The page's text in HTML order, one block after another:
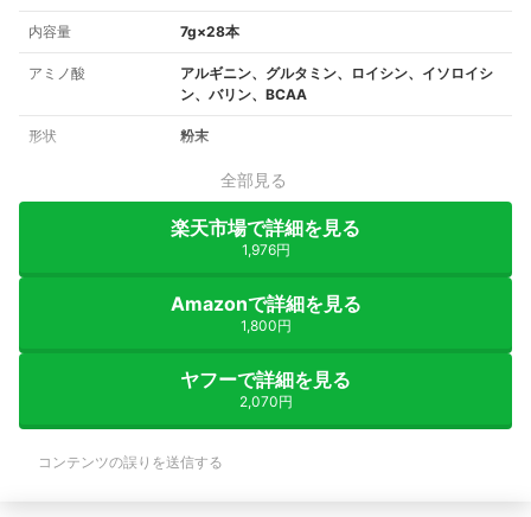
内容量 7g×28本
アミノ酸
アルギニン、グルタミン、ロイシン、イソロイシ
ン、バリン、BCAA
形状 粉末
全部見る
楽天市場で詳細を見る
1,976円
Amazonで詳細を見る
1,800円
ヤフーで詳細を見る
2,070円
コンテンツの誤りを送信する